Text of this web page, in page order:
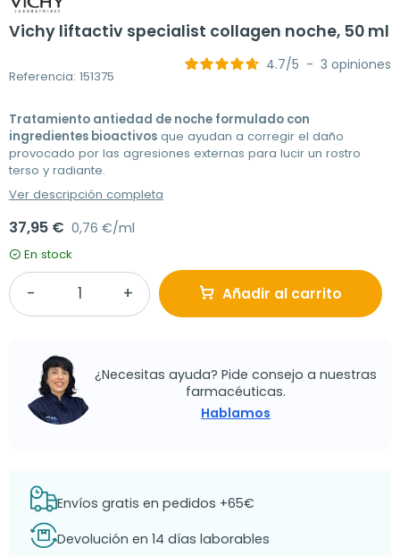
Vichy liftactiv specialist collagen noche, 50 ml
Referencia: 151375
4.7/5 - 3 opiniones
Tratamiento antiedad de noche formulado con
ingredientes bioactivos que ayudan a corregir el daño
provocado por las agresiones externas para lucir un rostro
terso y radiante.
Ver descripción completa
37,95 € 0,76 €/ml
En stock
Añadir al carrito
¿Necesitas ayuda? Pide consejo a nuestras
farmacéuticas.
Hablamos
Envíos gratis en pedidos +65€
Devolución en 14 días laborables